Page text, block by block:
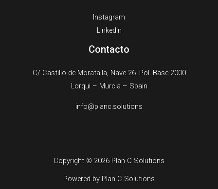
Instagram
Linkedin
Contacto
C/ Castillo de Moratalla, Nave 26. Pol. Base 2000
Lorqui – Murcia – Spain​
info@planc.solutions
Copyright © 2026 Plan C Solutions
Powered by Plan C Solutions